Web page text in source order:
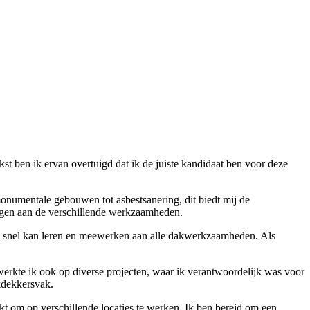
ben ik ervan overtuigd dat ik de juiste kandidaat ben voor deze
gebouwen tot asbestsanering, dit biedt mij de
aan de verschillende werkzaamheden.
kan leren en meewerken aan alle dakwerkzaamheden. Als
ik ook op diverse projecten, waar ik verantwoordelijk was voor